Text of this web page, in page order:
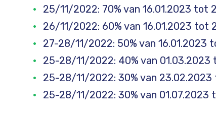
25/11/2022: 70% van 16.01.2023 tot
26/11/2022: 60% van 16.01.2023 tot
27-28/11/2022: 50% van 16.01.2023
25-28/11/2022: 40% van
25-28/11/2022: 30% van
25-28/11/2022: 30% van 01.07.2023